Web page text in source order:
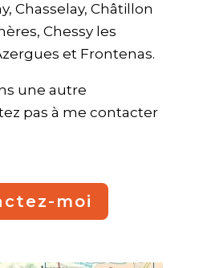
Chasselay, Châtillon
Chessy les
et Frontenas.
une autre
pas à me contacter
moi